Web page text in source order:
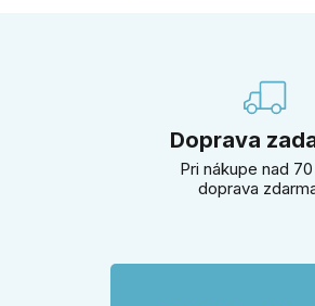
Doprava
Pri nákupe nad
doprava